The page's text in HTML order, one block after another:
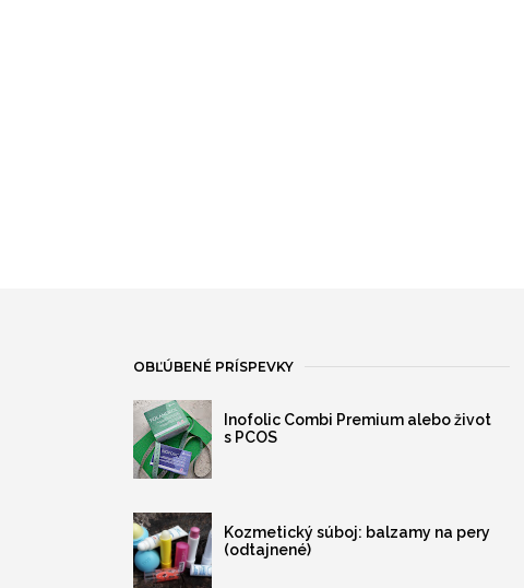
OBĽÚBENÉ PRÍSPEVKY
Inofolic Combi Premium alebo život
s PCOS
Kozmetický súboj: balzamy na pery
(odtajnené)